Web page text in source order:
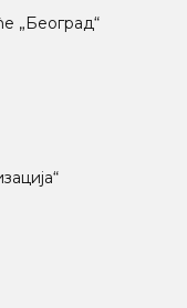
„Београд“